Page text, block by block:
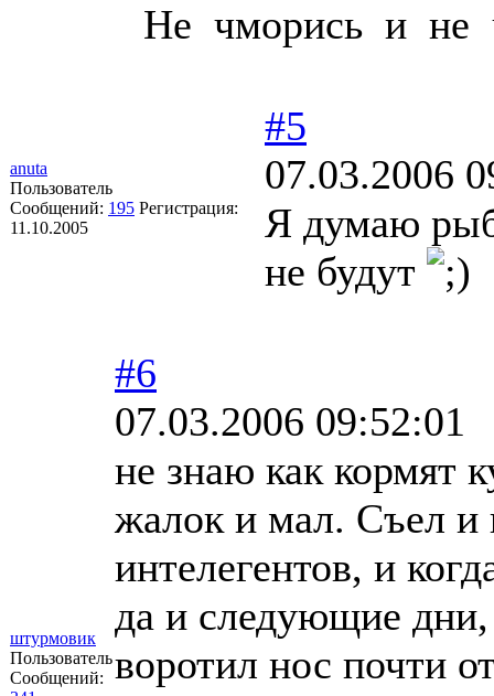
Не чморись и не
anuta
Пользователь
Сообщений: 195 Регистрация:
11.10.2005
#5
07.03.2006
Я думаю
не будут
штурмовик
Пользователь
Сообщений:
#6
07.03.2006 09:52:01
не знаю как кормят
жалок и мал. Съел и
интелегентов, и
да и следующие дни,
воротил нос почти